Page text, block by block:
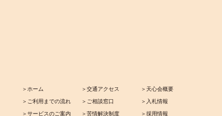
＞ホーム
＞ご利用までの流れ
＞サービスのご案内
＞交通アクセス
＞ご相談窓口
＞苦情解決制度
＞天心会概要
＞入札情報
＞採用情報